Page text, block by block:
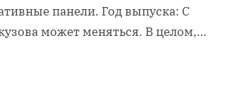
панели. Год выпуска: С
может меняться. В целом,…